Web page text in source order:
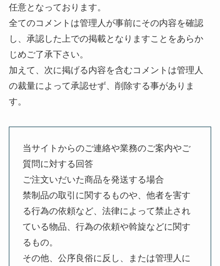
任意となっております。
全てのコメントは管理人が事前にその内容を確認
し、承認した上での掲載となりますことをあらか
じめご了承下さい。
加えて、次に掲げる内容を含むコメントは管理人
の裁量によって承認せず、削除する事がありま
す。
当サイトからのご連絡や業務のご案内やご
質問に対する回答
ご注文いだいた商品を発送する場合
禁制品の取引に関するものや、他者を害す
る行為の依頼など、法律によって禁止され
ている物品、行為の依頼や斡旋などに関す
るもの。
その他、公序良俗に反し、または管理人に